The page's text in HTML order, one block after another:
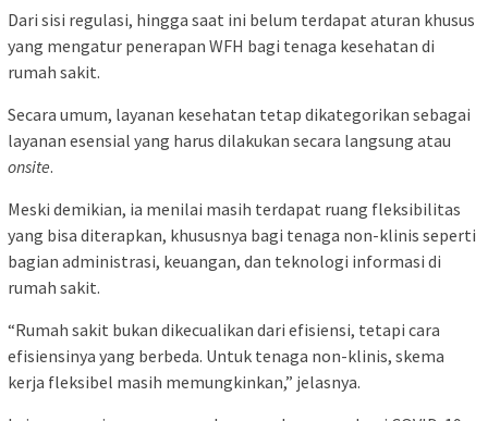
Dari sisi regulasi, hingga saat ini belum terdapat aturan khusus
yang mengatur penerapan WFH bagi tenaga kesehatan di
rumah sakit.
Secara umum, layanan kesehatan tetap dikategorikan sebagai
layanan esensial yang harus dilakukan secara langsung atau
onsite.
Meski demikian, ia menilai masih terdapat ruang fleksibilitas
yang bisa diterapkan, khususnya bagi tenaga non-klinis seperti
bagian administrasi, keuangan, dan teknologi informasi di
rumah sakit.
“Rumah sakit bukan dikecualikan dari efisiensi, tetapi cara
efisiensinya yang berbeda. Untuk tenaga non-klinis, skema
kerja fleksibel masih memungkinkan,” jelasnya.